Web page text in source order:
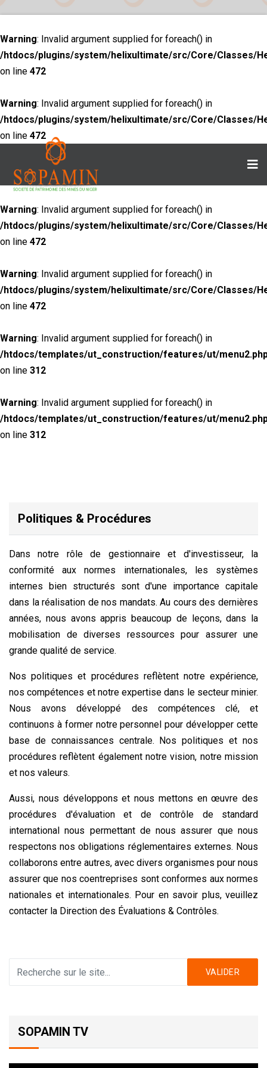
Warning: Invalid argument supplied for foreach() in
/htdocs/plugins/system/helixultimate/src/Core/Classes/
on line 472
Warning: Invalid argument supplied for foreach() in
/htdocs/plugins/system/helixultimate/src/Core/Classes/
on line 472
Warning: Invalid argument supplied for foreach() in
/htdocs/plugins/system/helixultimate/src/Core/Classes/
on line 472
Warning: Invalid argument supplied for foreach() in
/htdocs/plugins/system/helixultimate/src/Core/Classes/
on line 472
Warning: Invalid argument supplied for foreach() in
/htdocs/templates/ut_construction/features/ut/
on line 312
Warning: Invalid argument supplied for foreach() in
/htdocs/templates/ut_construction/features/ut/
on line 312
Politiques & Procédures
Dans notre rôle de gestionnaire et d'investisseur, la
conformité aux normes internationales, les systèmes
internes bien structurés sont d'une importance capitale
dans la réalisation de nos mandats. Au cours des dernières
années, nous avons appris beaucoup de leçons, dans la
mobilisation de diverses ressources pour assurer une
grande qualité de service.
Nos politiques et procédures reflètent notre expérience,
nos compétences et notre expertise dans le secteur minier.
Nous avons développé des compétences clé, et
continuons à former notre personnel pour développer cette
base de connaissances centrale. Nos politiques et nos
procédures reflètent également notre vision, notre mission
et nos valeurs.
Aussi, nous développons et nous mettons en œuvre des
procédures d'évaluation et de contrôle de standard
international nous permettant de nous assurer que nous
respectons nos obligations réglementaires externes. Nous
collaborons entre autres, avec divers organismes pour nous
assurer que nos coentreprises sont conformes aux normes
nationales et internationales. Pour en savoir plus, veuillez
contacter la Direction des Évaluations & Contrôles.
VALIDER
SOPAMIN TV